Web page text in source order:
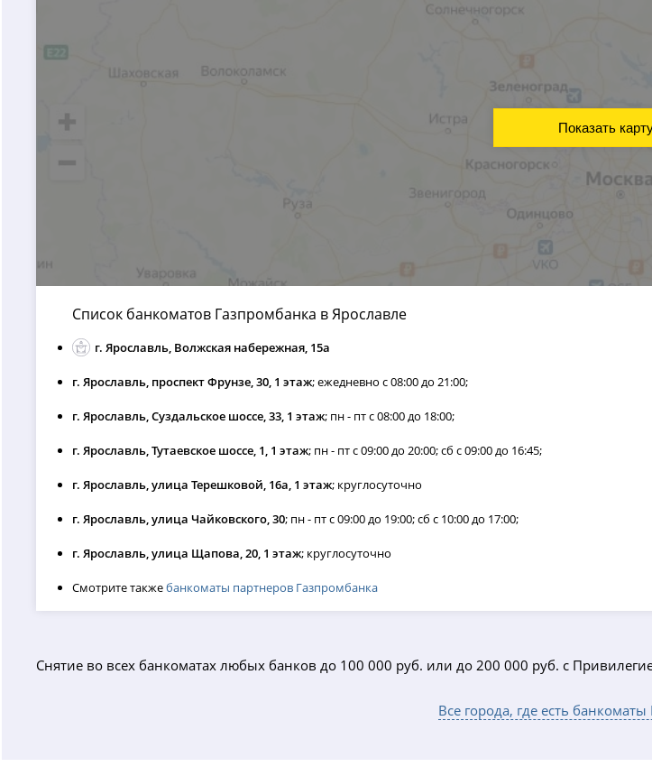
Список банкоматов Газпромбанка в Ярославле
г. Ярославль, Волжская набережная, 15а
г. Ярославль, проспект Фрунзе, 30, 1 этаж; ежедневно с 08:00 до 21:00;
г. Ярославль, Суздальское шоссе, 33, 1 этаж; пн - пт с 08:00 до 18:00;
г. Ярославль, Тутаевское шоссе, 1, 1 этаж; пн - пт с 09:00 до 20:00; сб с 09:00 до 16:45;
г. Ярославль, улица Терешковой, 16а, 1 этаж; круглосуточно
г. Ярославль, улица Чайковского, 30; пн - пт с 09:00 до 19:00; сб с 10:00 до 17:00;
г. Ярославль, улица Щапова, 20, 1 этаж; круглосуточно
Смотрите такжебанкоматы партнеров Газпромбанка
Показать
Снятие во всех банкоматах любых банков до 100 000 руб. или до 200 000 руб. с
Все города, где есть